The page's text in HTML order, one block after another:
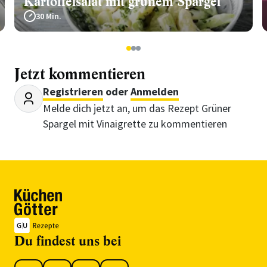
30 Min.
123
Jetzt kommentieren
Registrieren oderAnmelden
Melde dich jetzt an, um das Rezept Grüner
Spargel mit Vinaigrette zu kommentieren
Du findest uns bei